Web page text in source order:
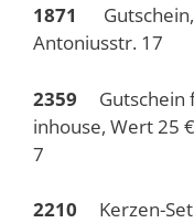
1871
Antoniusstr. 17
2359
Gutschein
inhouse, Wert 25
7
2210 Kerzen-